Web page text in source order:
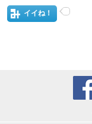
イイね！